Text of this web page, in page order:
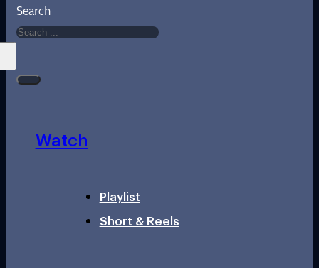
Search
Watch
Playlist
Short & Reels